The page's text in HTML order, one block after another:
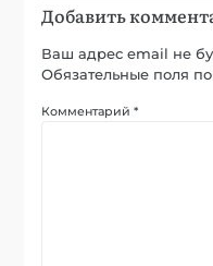
Добавить
Ваш адрес email не
Обязательные поля
Комментарий*